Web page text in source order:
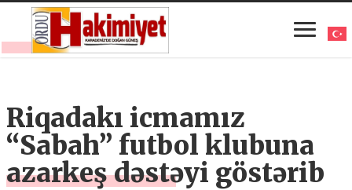
Riqadakı icmamız
“Sabah” futbol klubuna
azarkeş dəstəyi göstərib